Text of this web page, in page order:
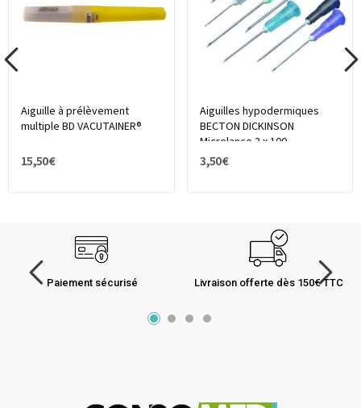
Aiguille à prélèvement
multiple BD VACUTAINER®
15,50 €
Aiguilles hypodermiques
BECTON DICKINSON
Microlance 3 x 100
3,50 €
Paiement sécurisé Livraison offerte dès 150€ TTC